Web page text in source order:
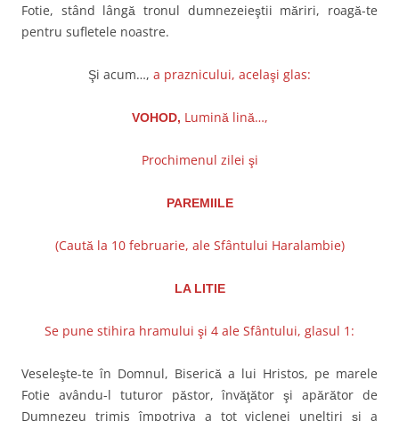
Fotie, stând lângă tronul dumnezeieştii măriri, roagă-te
pentru sufletele noastre.
Şi acum…, a praznicului, acelaşi glas:
VOHOD, Lumină lină…,
Prochimenul zilei şi
PAREMIILE
(Caută la 10 februarie, ale Sfântului Haralambie)
LA LITIE
Se pune stihira hramului şi 4 ale Sfântului, glasul 1:
Veseleşte-te în Domnul, Biserică a lui Hristos, pe marele
Fotie avându-l tuturor păstor, învăţător şi apărător de
Dumnezeu trimis împotriva a tot viclenei uneltiri şi a